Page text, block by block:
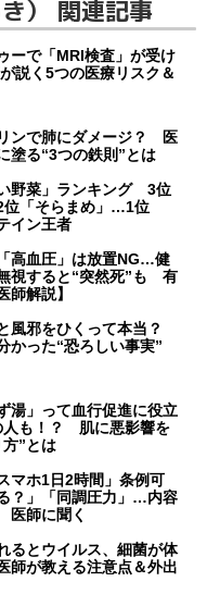
） 関連記事
ーで「MRI検査」が受け
説く5つの医療リスク＆
リンで肺にダメージ？ 医
塗る“3つの鉄則”とは
野菜」ランキング 3位
位「そらまめ」…1位
イン王者
高血圧」は放置NG…健
視すると“突然死”も 有
師解説】
風邪をひくって本当？
かった“恐ろしい事実”
湯」って血行促進に役立
人も！？ 肌に悪影響を
”とは
マホ1日2時間」条例可
？」「同調圧力」…内容
医師に聞く
るとウイルス、細菌が体
が教える注意点＆外出